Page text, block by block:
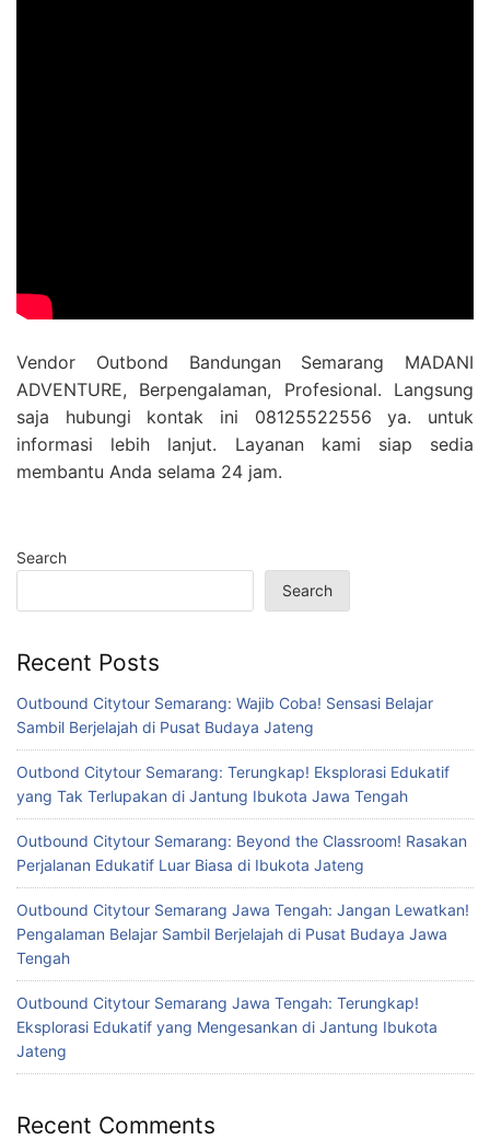
Vendor Outbond Bandungan Semarang MADANI
ADVENTURE, Berpengalaman, Profesional. Langsung
saja hubungi kontak ini 08125522556 ya. untuk
informasi lebih lanjut. Layanan kami siap sedia
membantu Anda selama 24 jam.
Search
Search
Recent Posts
Outbound Citytour Semarang: Wajib Coba! Sensasi Belajar
Sambil Berjelajah di Pusat Budaya Jateng
Outbond Citytour Semarang: Terungkap! Eksplorasi Edukatif
yang Tak Terlupakan di Jantung Ibukota Jawa Tengah
Outbound Citytour Semarang: Beyond the Classroom! Rasakan
Perjalanan Edukatif Luar Biasa di Ibukota Jateng
Outbound Citytour Semarang Jawa Tengah: Jangan Lewatkan!
Pengalaman Belajar Sambil Berjelajah di Pusat Budaya Jawa
Tengah
Outbound Citytour Semarang Jawa Tengah: Terungkap!
Eksplorasi Edukatif yang Mengesankan di Jantung Ibukota
Jateng
Recent Comments